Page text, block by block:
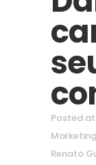
Posted at
Marketing
Renato